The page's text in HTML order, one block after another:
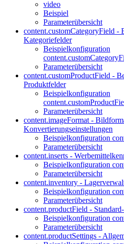
video
Beispiel
Parameterübersicht
content.customCategoryField -
Kategoriefelder
Beispielkonfiguration
Parameterübersicht
content.customProductField -
Produktfelder
Beispielkonfiguration
Parameterübersicht
content.imageFormat -
Konvertierungseinstellungen
Beispielkonfiguration
Parameterübersicht
content.inserts -
Beispielkonfiguration
Parameterübersicht
content.inventory -
Beispielkonfiguration
Parameterübersicht
content.productField -
Beispielkonfiguration
Parameterübersicht
content.productSettings -